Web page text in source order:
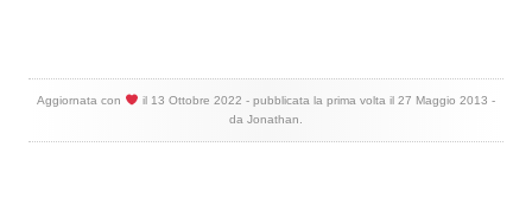
Aggiornata con il 13 Ottobre 2022 - pubblicata la prima volta il 27 Maggio 2013 -
da Jonathan